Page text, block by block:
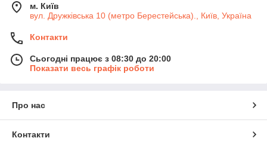
м. Київ
вул. Дружківська 10 (метро Берестейська)., Київ, Україна
Контакти
Сьогодні працює з 08:30 до 20:00
Показати весь графік роботи
Про нас
Контакти